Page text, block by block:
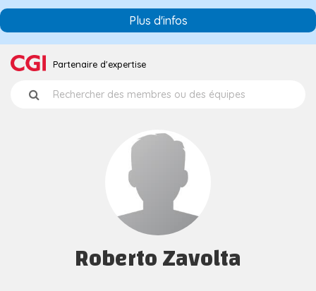
Plus d'infos
Partenaire d'expertise
Roberto Zavolta